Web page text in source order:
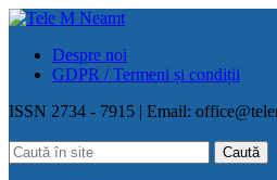
Despre noi
GDPR / Termeni și condiții
ISSN 2734 - 7915 | Email: